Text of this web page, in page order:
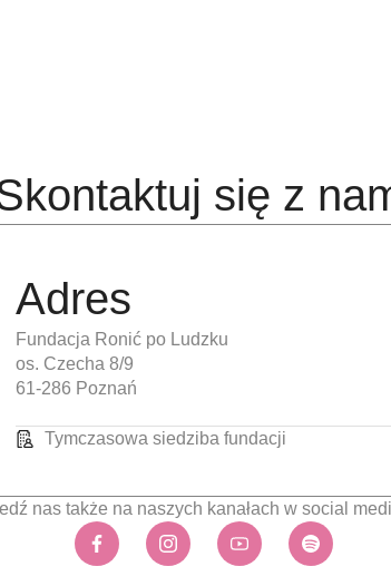
się z
Adres
Fundacja Ronić po Ludzku
os. Czecha 8/9
61-286 Poznań
Tymczasowa siedziba fundacji
nas także na naszych kanałach w social